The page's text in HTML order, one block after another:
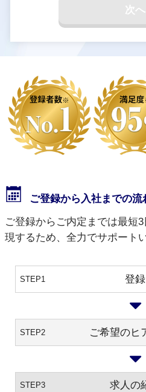
次へ
ご登録から入社までの流
ご登録からご内定までは最短
現するため、全力でサポート
STEP1 登録
STEP2 ご希望のヒ
STEP3 求人の